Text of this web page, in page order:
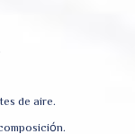
de aire.